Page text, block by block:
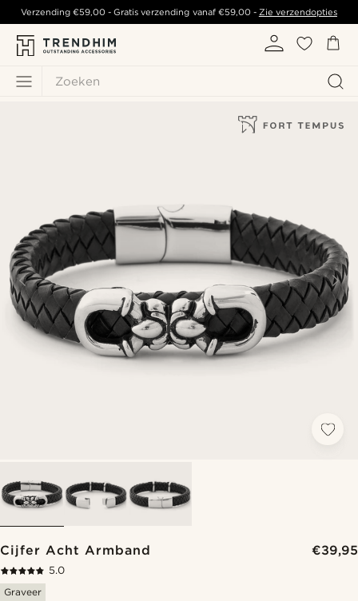
Zoeken
Verzending€59,00 - Gratis verzending vanaf €59,00- Zie verzendopties
Cijfer Acht Armband €39,95
5.0
Graveer